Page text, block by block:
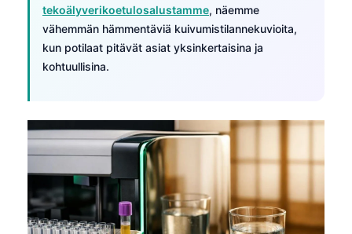
tekoälyverikoetulosalustamme, näemme
vähemmän hämmentäviä kuivumistilannekuvioita,
kun potilaat pitävät asiat yksinkertaisina ja
kohtuullisina.
ไทย
ဗမာစာ
ភាសាខ្មែរ
Kiswahili
አማርኛ
O‘zbekcha
Català
Қазақ тілі